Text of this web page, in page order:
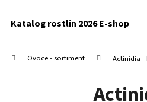
Katalog rostlin 2026 E-shop
Ovoce - sortiment Actinidia -
Co